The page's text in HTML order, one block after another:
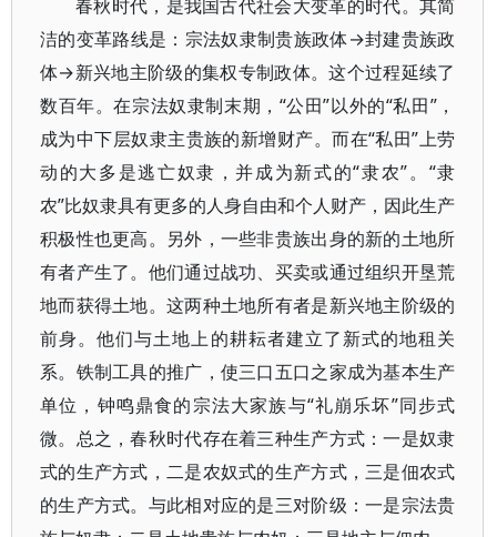
春秋时代，是我国古代社会大变革的时代。其简
洁的变革路线是：宗法奴隶制贵族政体→封建贵族政
体→新兴地主阶级的集权专制政体。这个过程延续了
数百年。在宗法奴隶制末期，“公田”以外的“私田”，
成为中下层奴隶主贵族的新增财产。而在“私田”上劳
动的大多是逃亡奴隶，并成为新式的“隶农”。“隶
农”比奴隶具有更多的人身自由和个人财产，因此生产
积极性也更高。另外，一些非贵族出身的新的土地所
有者产生了。他们通过战功、买卖或通过组织开垦荒
地而获得土地。这两种土地所有者是新兴地主阶级的
前身。他们与土地上的耕耘者建立了新式的地租关
系。铁制工具的推广，使三口五口之家成为基本生产
单位，钟鸣鼎食的宗法大家族与“礼崩乐坏”同步式
微。总之，春秋时代存在着三种生产方式：一是奴隶
式的生产方式，二是农奴式的生产方式，三是佃农式
的生产方式。与此相对应的是三对阶级：一是宗法贵